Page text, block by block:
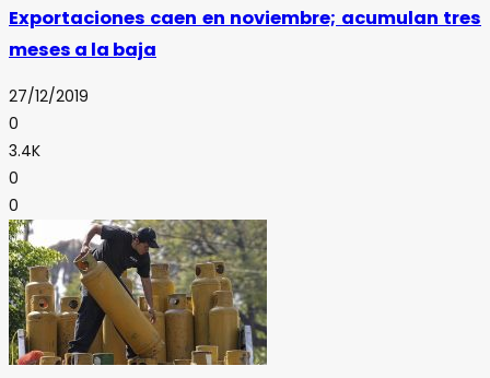
Exportaciones caen en noviembre; acumulan tres
meses a la baja
27/12/2019
0
3.4K
0
0